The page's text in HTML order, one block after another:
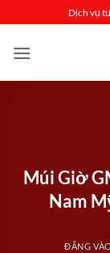
qua
nội
Dịch vụ
Múi Giờ
Nam
ĐĂNG